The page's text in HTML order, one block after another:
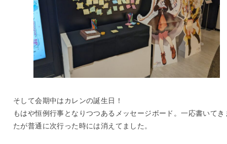
そして会期中はカレンの誕生日！
もはや恒例行事となりつつあるメッセージボード。一応書いてき
たが普通に次行った時には消えてました。